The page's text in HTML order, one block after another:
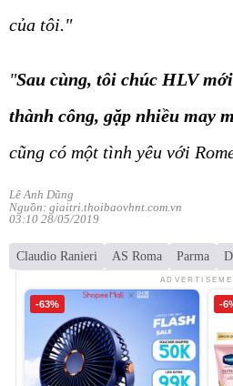
của tôi."
"Sau cùng, tôi chúc HLV
thành công, gặp nhiều may
cũng có một tình yêu với
Lê Anh Dũng
Nguồn: giaitri.thoibaovhnt.com.vn
03:10 28/05/2019
Claudio Ranieri AS Roma Parma
-63% -